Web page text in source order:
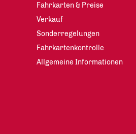
Fahrkarten & Preise
Verkauf
Sonderregelungen
Fahrkartenkontrolle
Allgemeine Informationen